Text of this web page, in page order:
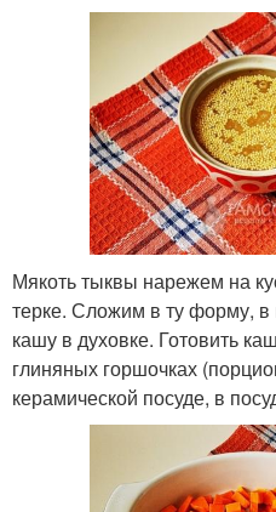
Мякоть тыквы нарежем на
терке. Сложим в ту форму, в
кашу в духовке. Готовить
глиняных горшочках
керамической посуде, в